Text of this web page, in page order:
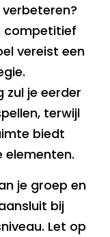
competitief
vereist een
zul je eerder
terwijl
biedt
elementen.
je groep en
bij
Let op